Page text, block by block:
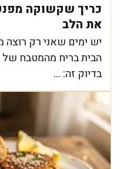
את הלב
יש ימים שאני רק
הבית בריח מהמטבח
בדיוק זה: ...